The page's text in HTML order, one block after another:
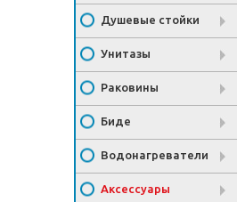
Душевые стойки
Унитазы
Раковины
Биде
Водонагреватели
Аксессуары